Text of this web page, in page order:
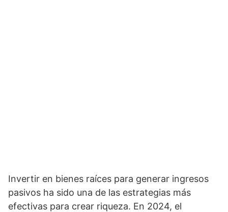
Invertir en bienes raíces para generar ingresos
pasivos ha sido una de las estrategias más
efectivas para crear riqueza. En 2024, el